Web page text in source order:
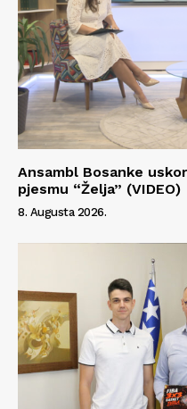
Ansambl Bosanke
pjesmu “Želja” (VIDEO)
8. Augusta 2026.